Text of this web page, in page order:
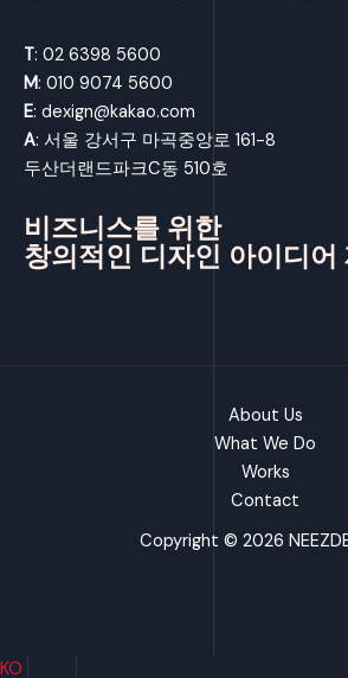
T: 02 6398 5600
M: 010 9074 5600
E: dexign@kakao.com
A: 서울 강서구 마곡중앙로 161-8
두산더랜드파크C동 510호
비즈니스를 위한
창의적인 디자인 아이디어
About Us
What We Do
Works
Contact
Copyright © 2026
KO